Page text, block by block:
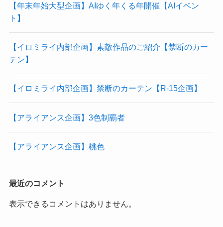
【年末年始大型企画】AIゆく年くる年開催【AIイベン
ト】
【イロミライ内部企画】素敵作品のご紹介【禁断のカー
テン】
【イロミライ内部企画】禁断のカーテン【R-15企画】
【アライアンス企画】3色制覇者
【アライアンス企画】桃色
最近のコメント
表示できるコメントはありません。